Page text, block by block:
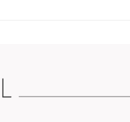
🏌️下殺5折起